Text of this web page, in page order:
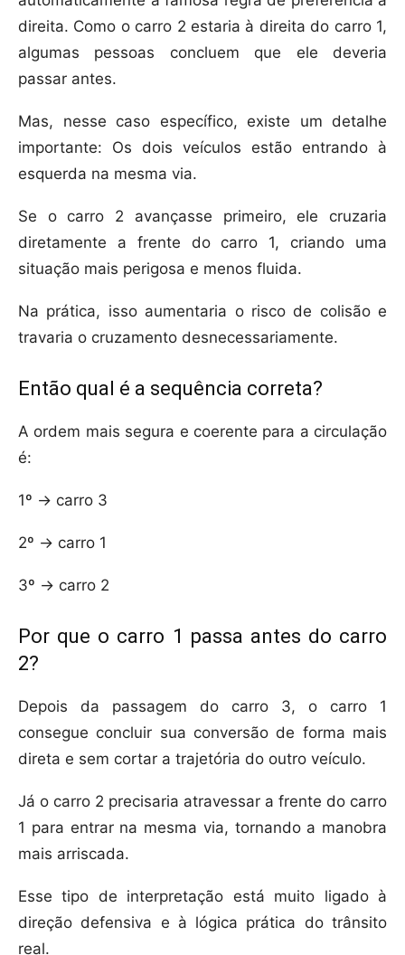
direita. Como o carro 2 estaria à direita do carro 1,
algumas pessoas concluem que ele deveria
passar antes.
Mas, nesse caso específico, existe um detalhe
importante: Os dois veículos estão entrando à
esquerda na mesma via.
Se o carro 2 avançasse primeiro, ele cruzaria
diretamente a frente do carro 1, criando uma
situação mais perigosa e menos fluida.
Na prática, isso aumentaria o risco de colisão e
travaria o cruzamento desnecessariamente.
Então qual é a sequência correta?
A ordem mais segura e coerente para a circulação
é:
1º → carro 3
2º → carro 1
3º → carro 2
Por que o carro 1 passa antes do carro
2?
Depois da passagem do carro 3, o carro 1
consegue concluir sua conversão de forma mais
direta e sem cortar a trajetória do outro veículo.
Já o carro 2 precisaria atravessar a frente do carro
1 para entrar na mesma via, tornando a manobra
mais arriscada.
Esse tipo de interpretação está muito ligado à
direção defensiva e à lógica prática do trânsito
real.